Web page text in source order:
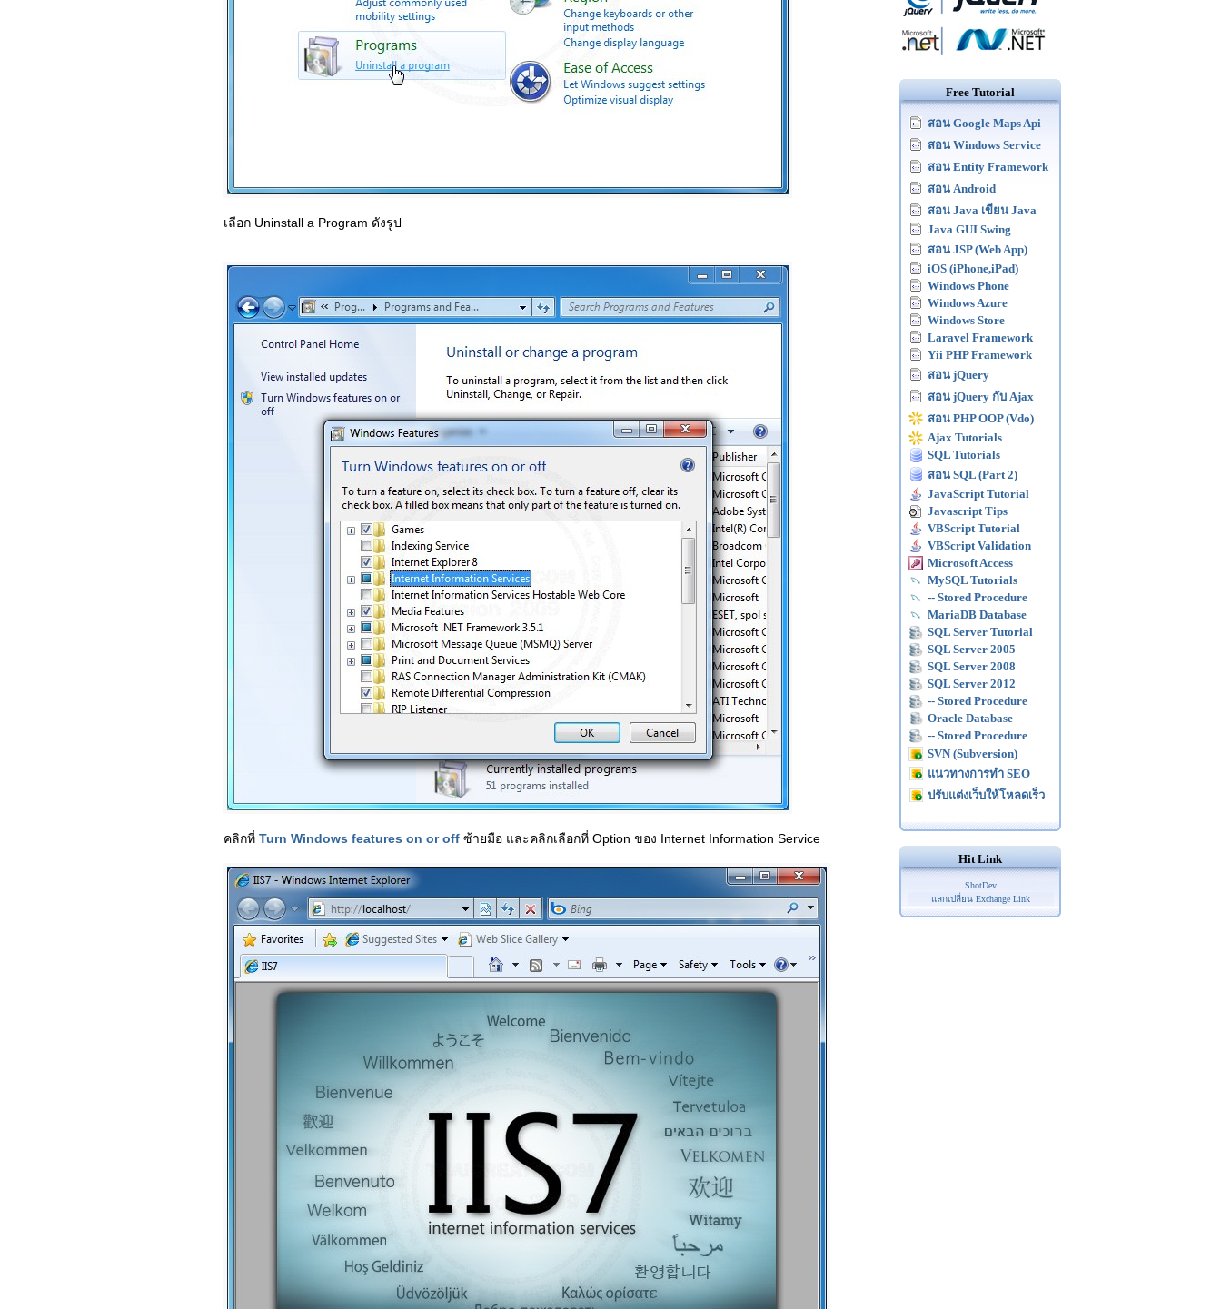
เลือก Uninstall a Program ดังรูป
คลิกที่ Turn Windows features on or off ซ้ายมือ และคลิกเลือกที่ Option ของ Internet Information Service
Free Tutorial
สอน Google Maps Api
สอน Windows Service
สอน Entity Framework
สอน Android
สอน Java เขียน Java
Java GUI Swing
สอน JSP (Web App)
iOS (iPhone,iPad)
Windows Phone
Windows Azure
Windows Store
Laravel Framework
Yii PHP Framework
สอน jQuery
สอน jQuery กับ Ajax
สอน PHP OOP (Vdo)
Ajax Tutorials
SQL Tutorials
สอน SQL (Part 2)
JavaScript Tutorial
Javascript Tips
VBScript Tutorial
VBScript Validation
Microsoft Access
MySQL Tutorials
-- Stored Procedure
MariaDB Database
SQL Server Tutorial
SQL Server 2005
SQL Server 2008
SQL Server 2012
-- Stored Procedure
Oracle Database
-- Stored Procedure
SVN (Subversion)
แนวทางการทำ SEO
ปรับแต่งเว็บให้โหลดเร็ว
Hit Link
ShotDev
แลกเปลี่ยน Exchange Link